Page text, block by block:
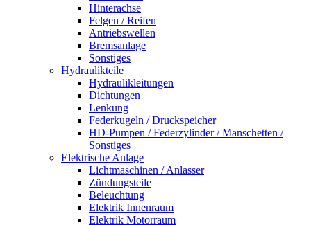
Hinterachse
Felgen / Reifen
Antriebswellen
Bremsanlage
Sonstiges
Hydraulikteile
Hydraulikleitungen
Dichtungen
Lenkung
Federkugeln / Druckspeicher
HD-Pumpen / Federzylinder / Manschetten /
Sonstiges
Elektrische Anlage
Lichtmaschinen / Anlasser
Zündungsteile
Beleuchtung
Elektrik Innenraum
Elektrik Motorraum